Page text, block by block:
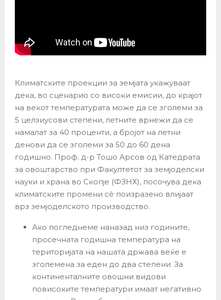
Климатските проекции за земјата укажуваат
дека, во сценарио со високи емисии, до крајот
на векот температурата може да се зголеми за
5 целзиусови степени, летните врнежи да се
намалат за 40 проценти, а бројот на летни
денови да се зголеми за 50 до 60 дена
годишно. Проф. д-р Тошо Арсов од Катедрата
за овоштарство при Факултетот за земјоделски
науки и храна во Скопје (ФЗНХ), посочува дека
климатските промени сè поизразено влијаат
врз земјоделското производство.
Ако погледнеме наназад низ годините,
просечната годишна температура на
територијата на нашата држава веќе е
зголемена за еден до два степени. За
континенталните овошни видови
повисоките температури имаат негативно